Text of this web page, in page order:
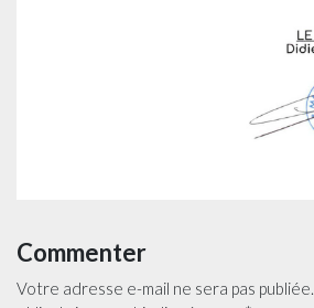
Commenter
Votre adresse e-mail ne sera pas publiée.